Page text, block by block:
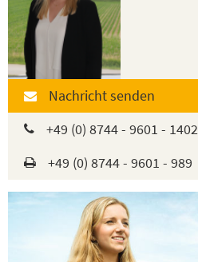
Nachricht senden
+49 (0) 8744 - 9601 - 1402
+49 (0) 8744 - 9601 - 989